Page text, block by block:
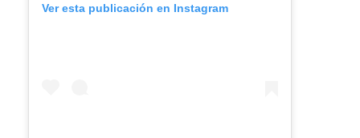
Ver esta publicación en Instagram